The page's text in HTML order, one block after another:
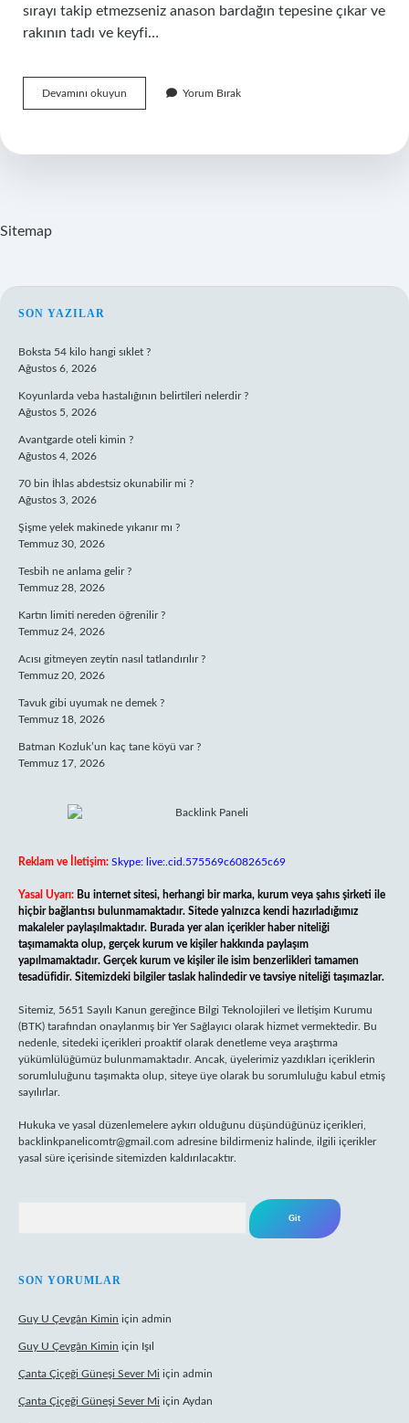
sırayı takip etmezseniz anason bardağın tepesine çıkar ve
rakının tadı ve keyfi…
Devamını okuyun
Rakı
Yorum Bırak
Sitemap
SIDEBAR
SON YAZILAR
Boksta 54 kilo hangi sıklet ?
Ağustos 6, 2026
Koyunlarda veba hastalığının belirtileri nelerdir ?
Ağustos 5, 2026
Avantgarde oteli kimin ?
Ağustos 4, 2026
70 bin İhlas abdestsiz okunabilir mi ?
Ağustos 3, 2026
Şişme yelek makinede yıkanır mı ?
Temmuz 30, 2026
Tesbih ne anlama gelir ?
Temmuz 28, 2026
Kartın limiti nereden öğrenilir ?
Temmuz 24, 2026
Acısı gitmeyen zeytin nasıl tatlandırılır ?
Temmuz 20, 2026
Tavuk gibi uyumak ne demek ?
Temmuz 18, 2026
Batman Kozluk’un kaç tane köyü var ?
Temmuz 17, 2026
Reklam ve İletişim: Skype: live:.cid.575569c608265c69
Yasal Uyarı: Bu internet sitesi, herhangi bir marka, kurum veya şahıs şirketi ile
hiçbir bağlantısı bulunmamaktadır. Sitede yalnızca kendi hazırladığımız
makaleler paylaşılmaktadır. Burada yer alan içerikler haber niteliği
taşımamakta olup, gerçek kurum ve kişiler hakkında paylaşım
yapılmamaktadır. Gerçek kurum ve kişiler ile isim benzerlikleri tamamen
tesadüfidir. Sitemizdeki bilgiler taslak halindedir ve tavsiye niteliği taşımazlar.
Sitemiz, 5651 Sayılı Kanun gereğince Bilgi Teknolojileri ve İletişim Kurumu
(BTK) tarafından onaylanmış bir Yer Sağlayıcı olarak hizmet vermektedir. Bu
nedenle, sitedeki içerikleri proaktif olarak denetleme veya araştırma
yükümlülüğümüz bulunmamaktadır. Ancak, üyelerimiz yazdıkları içeriklerin
sorumluluğunu taşımakta olup, siteye üye olarak bu sorumluluğu kabul etmiş
sayılırlar.
Hukuka ve yasal düzenlemelere aykırı olduğunu düşündüğünüz içerikleri,
backlinkpanelicomtr@gmail.com adresine bildirmeniz halinde, ilgili içerikler
yasal süre içerisinde sitemizden kaldırılacaktır.
SON YORUMLAR
Guy U Çevgân Kimin için admin
Guy U Çevgân Kimin için Işıl
Çanta Çiçeği Güneşi Sever Mi için admin
Çanta Çiçeği Güneşi Sever Mi için Aydan